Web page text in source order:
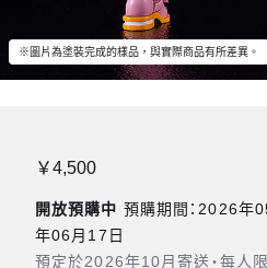
※圖片為塗裝完成的樣品，與實際商品有所差異。
￥4,500
開放預購中 預購期間：2026
年06月17日
預定於2026年10月寄送・每人